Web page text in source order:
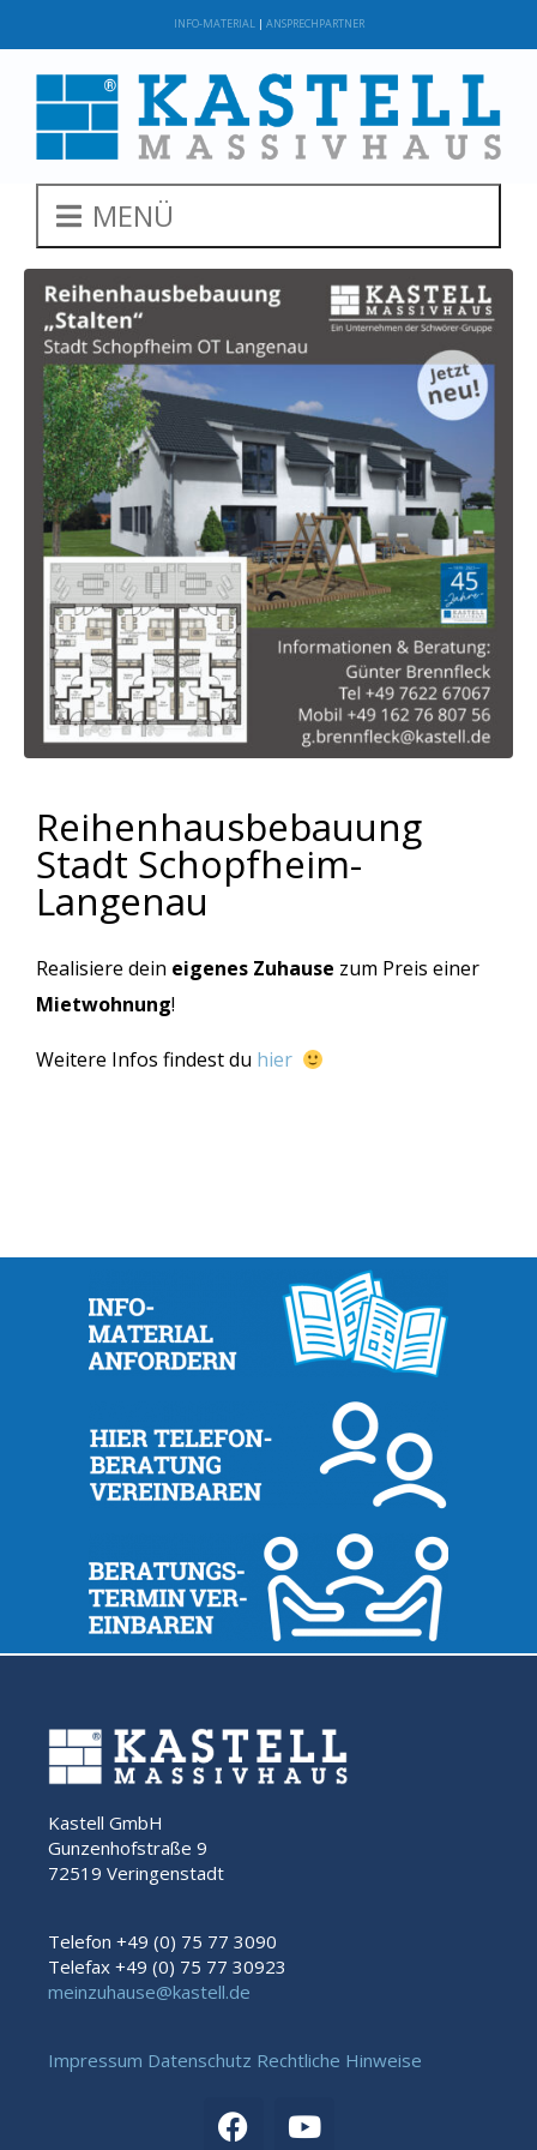
INFO-MATERIAL| ANSPRECHPARTNER
MENÜ
Reihenhausbebauung
Stadt Schopfheim-
Langenau
Realisiere dein eigenes Zuhause zum Preis einer
Mietwohnung!
Weitere Infos findest du hier
Kastell GmbH
Gunzenhofstraße 9
72519 Veringenstadt
Telefon +49 (0) 75 77 3090
Telefax +49 (0) 75 77 30923
meinzuhause@kastell.de
Impressum Datenschutz Rechtliche Hinweise